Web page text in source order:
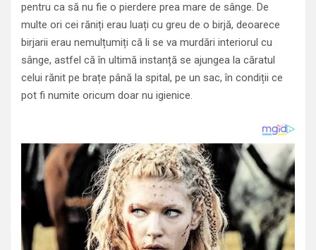
pentru ca să nu fie o pierdere prea mare de sânge. De
multe ori cei răniți erau luați cu greu de o birjă, deoarece
birjarii erau nemulțumiți că li se va murdări interiorul cu
sânge, astfel că în ultimă instanță se ajungea la căratul
celui rănit pe brațe până la spital, pe un sac, în condiții ce
pot fi numite oricum doar nu igienice.